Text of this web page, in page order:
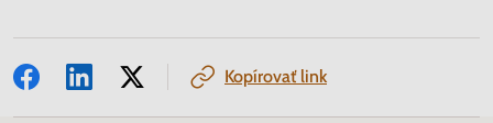
Kopírovať link